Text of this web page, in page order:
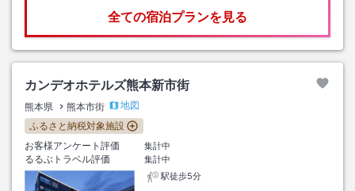
全ての宿泊プランを見る
カンデオホテルズ熊本新市街
熊本県 熊本市街
地図
ふるさと納税対象施設
お客様アンケート評価
集計中
るるぶトラベル評価
集計中
駅徒歩5分